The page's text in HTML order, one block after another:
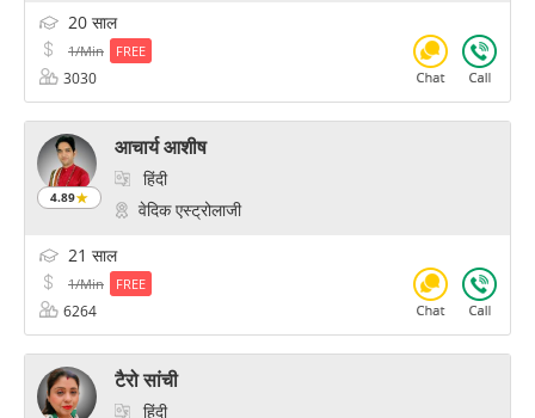
20 साल
1/Min FREE
3030
4.89
आचार्य आशीष
हिंदी
वेदिक एस्ट्रोलाजी
21 साल
1/Min FREE
6264
टैरो सांची
हिंदी